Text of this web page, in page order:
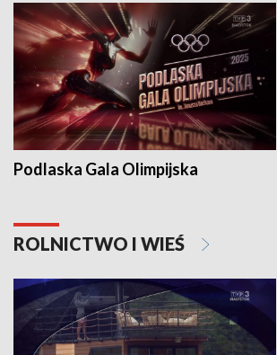
Podlaska Gala Olimpijska
ROLNICTWO I WIEŚ